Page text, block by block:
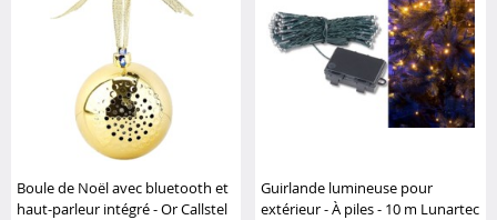
Boule de Noël avec bluetooth et
haut-parleur intégré - Or Callstel
Guirlande lumineuse pour
extérieur - À piles - 10 m Lunartec